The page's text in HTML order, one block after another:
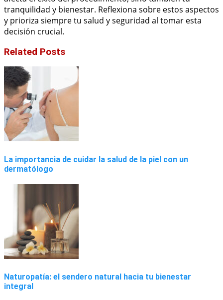
tranquilidad y bienestar. Reflexiona sobre estos aspectos
y prioriza siempre tu salud y seguridad al tomar esta
decisión crucial.
Related Posts
La importancia de cuidar la salud de la piel con un
dermatólogo
Naturopatía: el sendero natural hacia tu bienestar
integral